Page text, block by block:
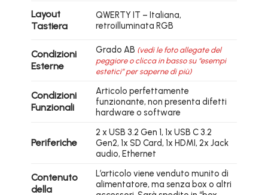
Layout
Tastiera
QWERTY IT – Italiana,
retroilluminata RGB
Condizioni
Esterne
Grado AB (vedi le foto allegate del
peggiore o clicca in basso su “esempi
estetici” per saperne di più)
Condizioni
Funzionali
Articolo perfettamente
funzionante, non presenta difetti
hardware o software
Periferiche
2 x USB 3.2 Gen 1, 1x USB C 3.2
Gen2, 1x SD Card, 1x HDMI, 2x Jack
audio, Ethernet
Contenuto
della
L’articolo viene venduto munito di
alimentatore, ma senza box o altri